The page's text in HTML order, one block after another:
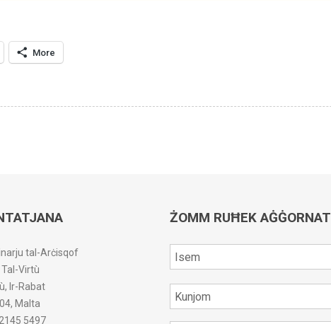
More
tal-Arċisqof
Virtù
Ir-Rabat
Malta
5497
ŻOMM RUĦEK AĠĠORNAT